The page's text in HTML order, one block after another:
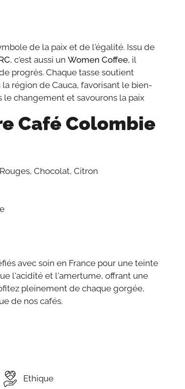
de la paix et de l'égalité. Issu de
, c'est aussi un Women Coffee, il
progrès. Chaque tasse soutient
région de Cauca, favorisant le bien-
changement et savourons la paix
Café Colombie
Chocolat, Citron
avec soin en France pour une teinte
l'acidité et l'amertume, offrant une
pleinement de chaque gorgée,
de nos cafés.
Ethique